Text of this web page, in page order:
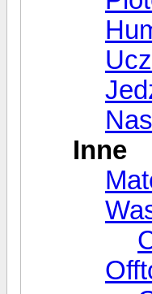
Inne